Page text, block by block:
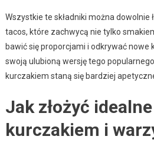
Wszystkie te składniki można dowolnie
tacos, które zachwycą nie tylko
bawić się proporcjami i odkrywać nowe
swoją ulubioną wersję tego
kurczakiem staną się bardziej
Jak złożyć
kurczakiem i